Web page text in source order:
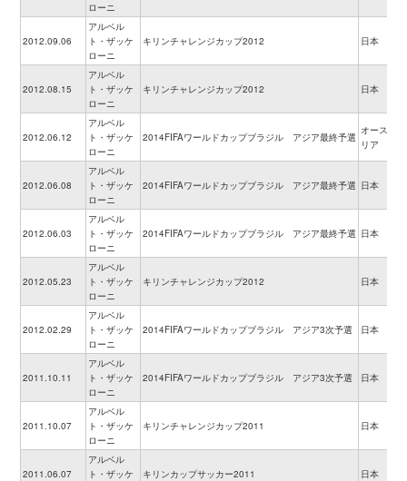
ローニ
2012.09.06
アルベル
ト・ザッケ
ローニ
キリンチャレンジカップ2012 日本
2012.08.15
アルベル
ト・ザッケ
ローニ
キリンチャレンジカップ2012 日本
2012.06.12
アルベル
ト・ザッケ
ローニ
2014FIFAワールドカップブラジル アジア最終予選
オーストラ
リア
2012.06.08
アルベル
ト・ザッケ
ローニ
2014FIFAワールドカップブラジル アジア最終予選 日本
2012.06.03
アルベル
ト・ザッケ
ローニ
2014FIFAワールドカップブラジル アジア最終予選 日本
2012.05.23
アルベル
ト・ザッケ
ローニ
キリンチャレンジカップ2012 日本
2012.02.29
アルベル
ト・ザッケ
ローニ
2014FIFAワールドカップブラジル アジア3次予選 日本
2011.10.11
アルベル
ト・ザッケ
ローニ
2014FIFAワールドカップブラジル アジア3次予選 日本
2011.10.07
アルベル
ト・ザッケ
ローニ
キリンチャレンジカップ2011 日本
2011.06.07
アルベル
ト・ザッケ
キリンカップサッカー2011 日本